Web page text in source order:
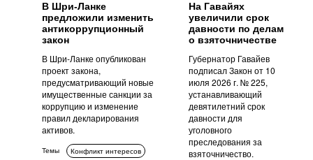
В Шри-Ланке
предложили изменить
антикоррупционный
закон
В Шри-Ланке опубликован
проект закона,
предусматривающий новые
имущественные санкции за
коррупцию и изменение
правил декларирования
активов.
Темы
Конфликт интересов
На Гавайях
увеличили срок
давности по делам
о взяточничестве
Губернатор Гавайев
подписал Закон от 10
июля 2026 г. № 225,
устанавливающий
девятилетний срок
давности для
уголовного
преследования за
взяточничество.